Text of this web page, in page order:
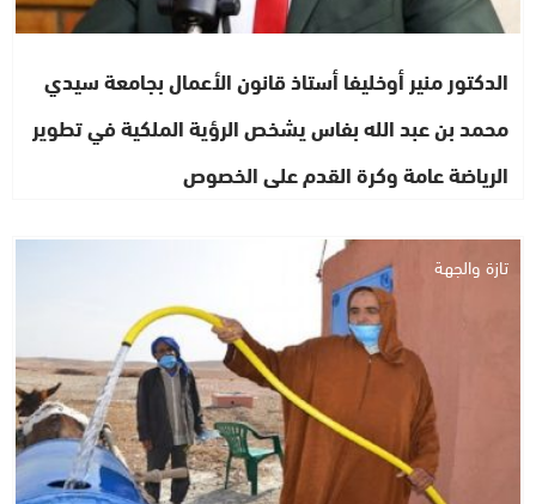
الدكتور منير أوخليفا أستاذ قانون الأعمال بجامعة سيدي
محمد بن عبد الله بفاس يشخص الرؤية الملكية في تطوير
الرياضة عامة وكرة القدم على الخصوص
تازة والجهة